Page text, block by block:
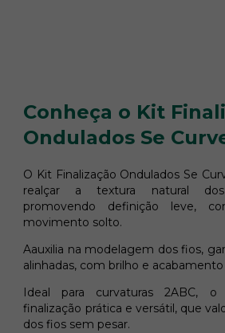
Conheça o Kit
Ondulados Se
O Kit Finalização Ondulados Se
realçar a textura natural
promovendo definição leve,
movimento solto.
Aauxilia na modelagem dos fios,
alinhadas, com brilho e acabamento
Ideal para curvaturas 2ABC,
finalização prática e versátil, que
dos fios sem pesar.